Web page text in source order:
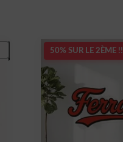
50% SUR LE 2ÈME !!